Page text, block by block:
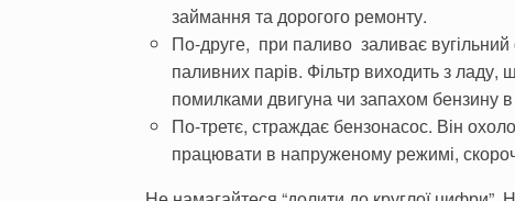
займання та дорогого ремонту.
По-друге, при паливо заливає вугільний
паливних парів. Фільтр виходить з ладу,
помилками двигуна чи запахом бензину в
По-третє, страждає бензонасос. Він
працювати в напруженому режимі,